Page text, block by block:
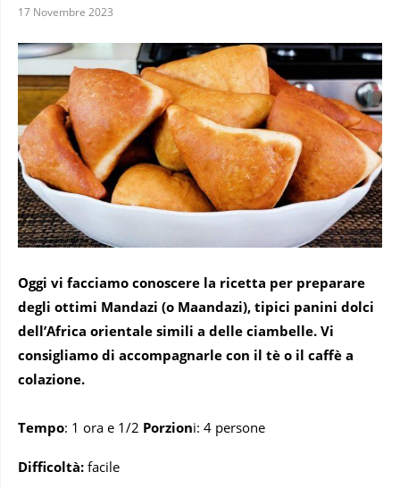
17 Novembre 2023
Oggi vi facciamo conoscere la ricetta per preparare
degli ottimi Mandazi (o Maandazi), tipici panini dolci
dell’Africa orientale simili a delle ciambelle. Vi
consigliamo di accompagnarle con il tè o il caffè a
colazione.
Tempo: 1 ora e 1/2 Porzioni: 4 persone
Difficoltà: facile